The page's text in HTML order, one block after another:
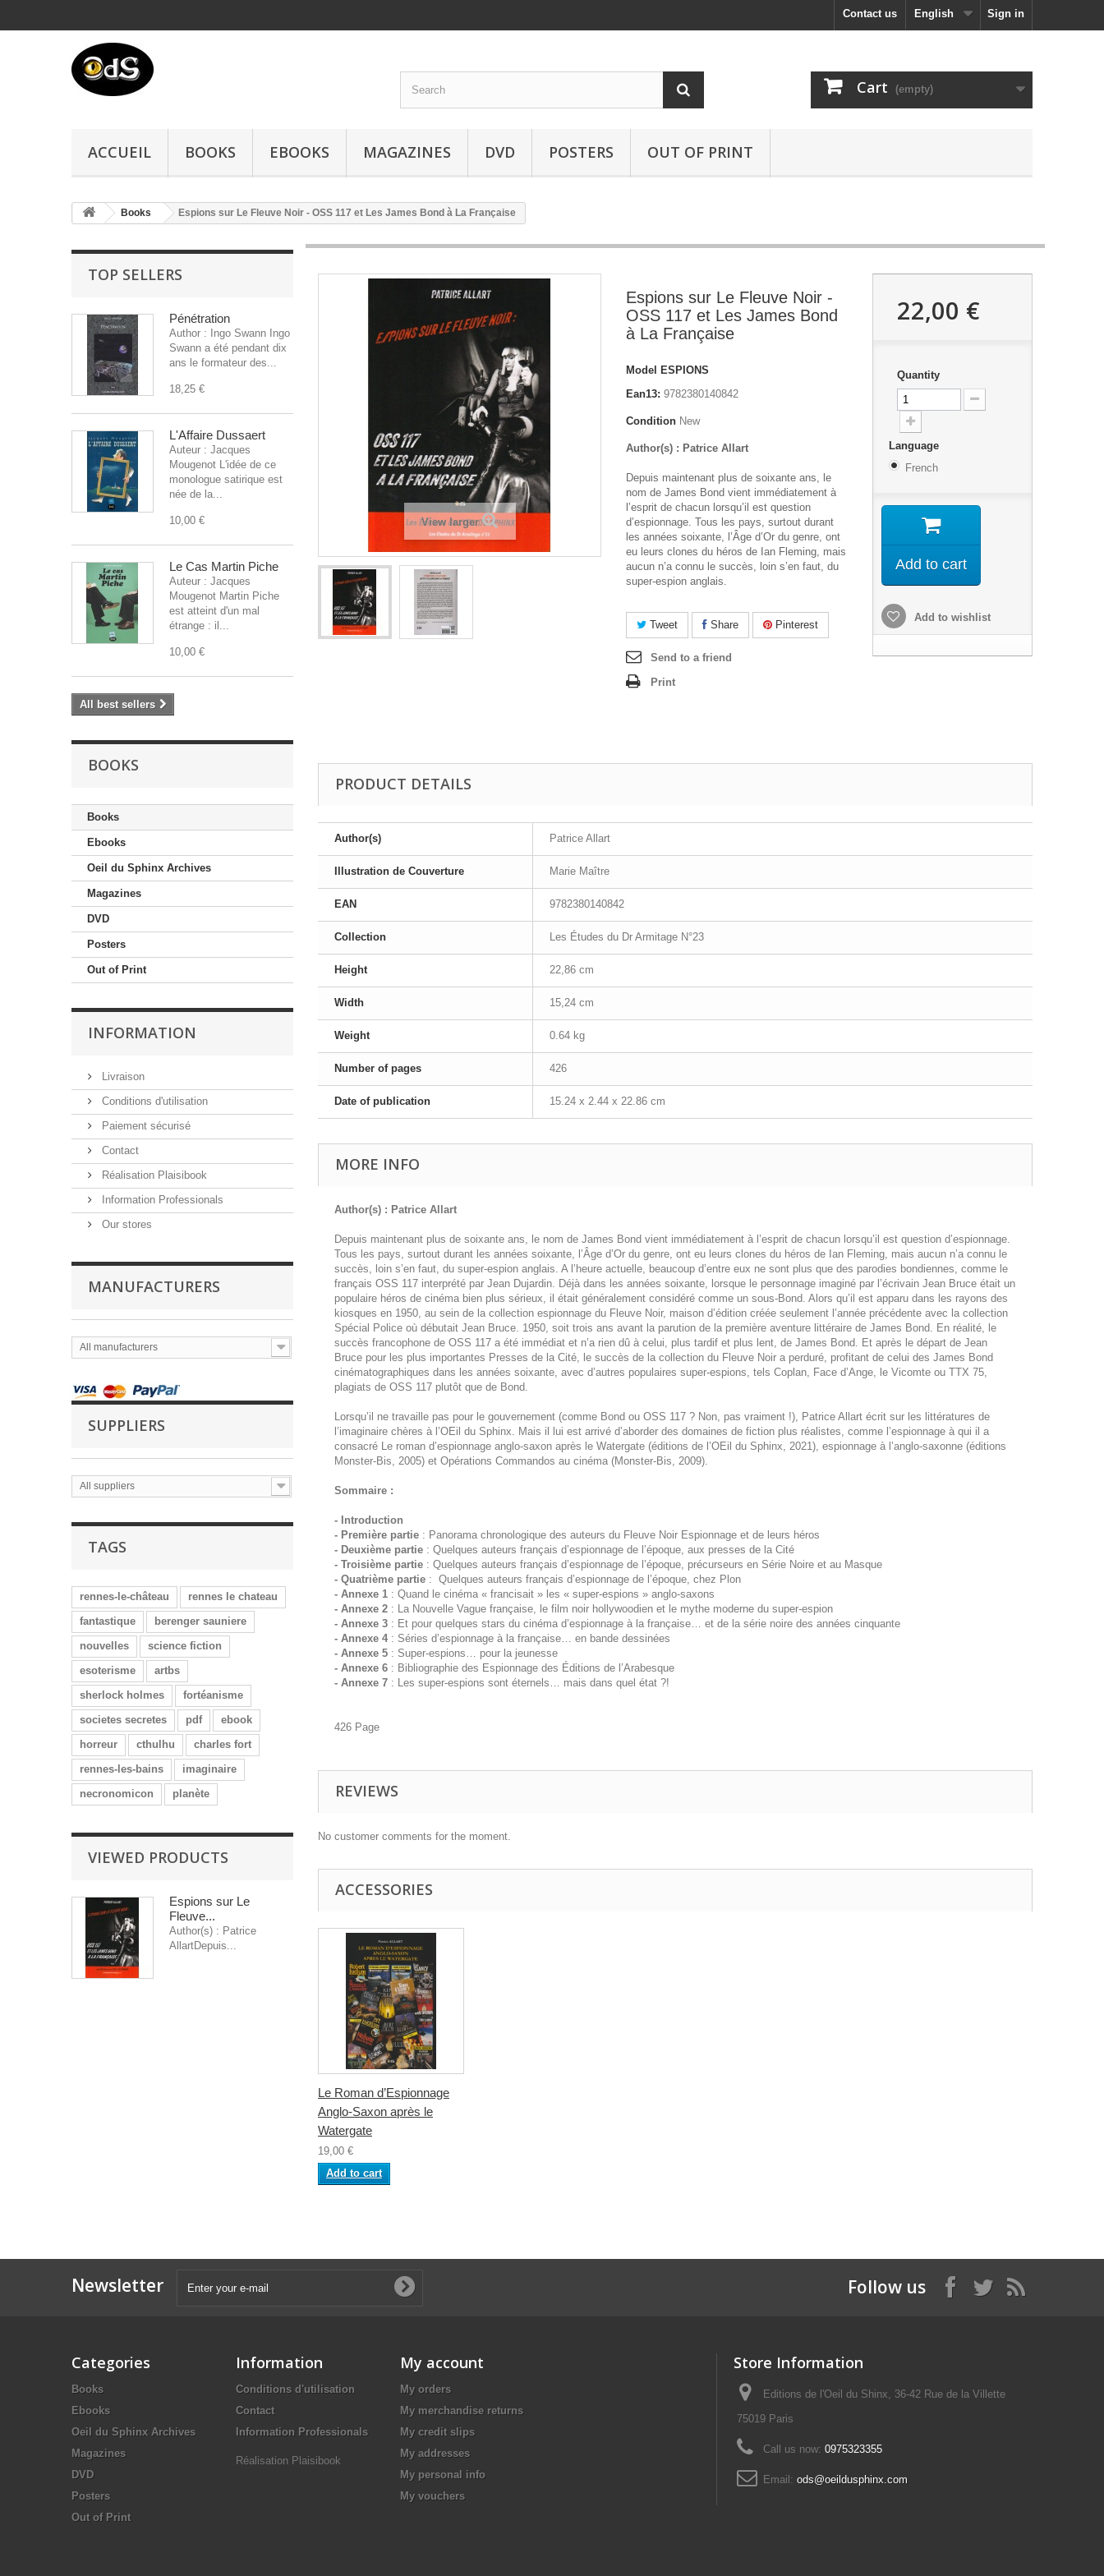
Sign in
English
Contact us
Cart (empty)
ACCUEIL BOOKS EBOOKS MAGAZINES DVD POSTERS OUT OF PRINT
Books Espions sur Le Fleuve Noir - OSS 117 et Les James Bond à La Française
TOP SELLERS
Pénétration
Author : Ingo Swann Ingo
Swann a été pendant dix
ans le formateur des...
18,25 €
L'Affaire Dussaert
Auteur : Jacques
Mougenot L'idée de ce
monologue satirique est
née de la...
10,00 €
Le Cas Martin Piche
Auteur : Jacques
Mougenot Martin Piche
est atteint d'un mal
étrange : il...
10,00 €
All best sellers
BOOKS
Books
Ebooks
Oeil du Sphinx Archives
Magazines
DVD
Posters
Out of Print
INFORMATION
Livraison
Conditions d'utilisation
Paiement sécurisé
Contact
Réalisation Plaisibook
Information Professionals
Our stores
MANUFACTURERS
All manufacturers
SUPPLIERS
All suppliers
TAGS
rennes-le-château
rennes le chateau
fantastique
berenger sauniere
nouvelles
science fiction
esoterisme
artbs
sherlock holmes
fortéanisme
societes secretes
pdf
ebook
horreur
cthulhu
charles fort
rennes-les-bains
imaginaire
necronomicon
planète
VIEWED PRODUCTS
Espions sur Le
Fleuve...
Author(s) : Patrice
AllartDepuis...
View larger
Espions sur Le Fleuve Noir -
OSS 117 et Les James Bond
à La Française
Model
ESPIONS
Ean13: 9782380140842
Condition New
Author(s) : Patrice Allart
Depuis maintenant plus de soixante ans, le
nom de James Bond vient immédiatement à
l’esprit de chacun lorsqu’il est question
d’espionnage. Tous les pays, surtout durant
les années soixante, l’Âge d’Or du genre, ont
eu leurs clones du héros de Ian Fleming, mais
aucun n’a connu le succès, loin s’en faut, du
super-espion anglais.
Tweet Share Pinterest
Send to a friend
Print
22,00 €
Quantity
Language
French
Add to cart
Add to wishlist
PRODUCT DETAILS
Author(s) Patrice Allart
Illustration de Couverture Marie Maître
EAN 9782380140842
Collection Les Études du Dr Armitage N°23
Height 22,86 cm
Width 15,24 cm
Weight 0.64 kg
Number of pages 426
Date of publication 15.24 x 2.44 x 22.86 cm
MORE INFO
Author(s) : Patrice Allart
Depuis maintenant plus de soixante ans, le nom de James Bond vient immédiatement à l’esprit de chacun lorsqu’il est question d’espionnage.
Tous les pays, surtout durant les années soixante, l’Âge d’Or du genre, ont eu leurs clones du héros de Ian Fleming, mais aucun n’a connu le
succès, loin s’en faut, du super-espion anglais. A l’heure actuelle, beaucoup d’entre eux ne sont plus que des parodies bondiennes, comme le
français OSS 117 interprété par Jean Dujardin. Déjà dans les années soixante, lorsque le personnage imaginé par l’écrivain Jean Bruce était un
populaire héros de cinéma bien plus sérieux, il était généralement considéré comme un sous-Bond. Alors qu’il est apparu dans les rayons des
kiosques en 1950, au sein de la collection espionnage du Fleuve Noir, maison d’édition créée seulement l’année précédente avec la collection
Spécial Police où débutait Jean Bruce. 1950, soit trois ans avant la parution de la première aventure littéraire de James Bond. En réalité, le
succès francophone de OSS 117 a été immédiat et n’a rien dû à celui, plus tardif et plus lent, de James Bond. Et après le départ de Jean
Bruce pour les plus importantes Presses de la Cité, le succès de la collection du Fleuve Noir a perduré, profitant de celui des James Bond
cinématographiques dans les années soixante, avec d’autres populaires super-espions, tels Coplan, Face d’Ange, le Vicomte ou TTX 75,
plagiats de OSS 117 plutôt que de Bond.
Lorsqu’il ne travaille pas pour le gouvernement (comme Bond ou OSS 117 ? Non, pas vraiment !), Patrice Allart écrit sur les littératures de
l’imaginaire chères à l’OEil du Sphinx. Mais il lui est arrivé d’aborder des domaines de fiction plus réalistes, comme l’espionnage à qui il a
consacré Le roman d’espionnage anglo-saxon après le Watergate (éditions de l’OEil du Sphinx, 2021), espionnage à l’anglo-saxonne (éditions
Monster-Bis, 2005) et Opérations Commandos au cinéma (Monster-Bis, 2009).
Sommaire :
- Introduction
- Première partie : Panorama chronologique des auteurs du Fleuve Noir Espionnage et de leurs héros
- Deuxième partie : Quelques auteurs français d’espionnage de l’époque, aux presses de la Cité
- Troisième partie : Quelques auteurs français d’espionnage de l’époque, précurseurs en Série Noire et au Masque
- Quatrième partie : Quelques auteurs français d’espionnage de l’époque, chez Plon
- Annexe 1 : Quand le cinéma « francisait » les « super-espions » anglo-saxons
- Annexe 2 : La Nouvelle Vague française, le film noir hollywoodien et le mythe moderne du super-espion
- Annexe 3 : Et pour quelques stars du cinéma d’espionnage à la française… et de la série noire des années cinquante
- Annexe 4 : Séries d’espionnage à la française… en bande dessinées
- Annexe 5 : Super-espions… pour la jeunesse
- Annexe 6 : Bibliographie des Espionnage des Éditions de l’Arabesque
- Annexe 7 : Les super-espions sont éternels… mais dans quel état ?!
426 Page
REVIEWS
No customer comments for the moment.
ACCESSORIES
Le Roman d’Espionnage
Anglo-Saxon après le
Watergate
19,00 €
Add to cart
Newsletter Follow us
Categories
Books
Ebooks
Oeil du Sphinx Archives
Magazines
DVD
Posters
Out of Print
Information
Conditions d'utilisation
Contact
Information Professionals
Réalisation Plaisibook
My account
My orders
My merchandise returns
My credit slips
My addresses
My personal info
My vouchers
Store Information
Editions de l'Oeil du Shinx, 36-42 Rue de la Villette
75019 Paris
Call us now: 0975323355
Email: ods@oeildusphinx.com